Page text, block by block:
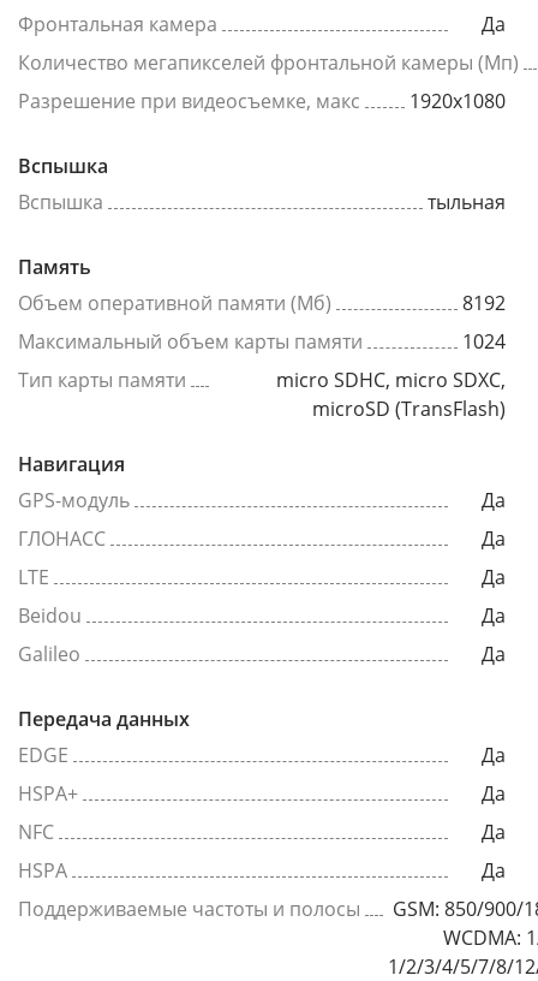
Фронтальная камера
Да
Количество мегапикселей фронтальной камеры (Мп)
Разрешение при видеосъемке, макс
1920x1080
Вспышка
Вспышка
тыльная
Память
Объем оперативной памяти (Мб)
8192
Максимальный объем карты памяти
1024
Тип карты памяти
micro SDHC, micro SDXC,
microSD (TransFlash)
Навигация
GPS-модуль
Да
ГЛОНАСС
Да
LTE
Да
Beidou
Да
Galileo
Да
Передача данных
EDGE
Да
HSPA+
Да
NFC
Да
HSPA
Да
Поддерживаемые частоты и полосы
GSM: 850/900/
WCDMA:
1/2/3/4/5/7/8/